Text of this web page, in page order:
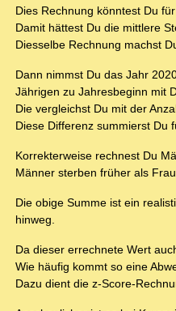
Dies Rechnung könntest Du
Damit hättest Du die mittlere
Diesselbe Rechnung machst
Dann nimmst Du das Jahr
Jährigen zu Jahresbeginn mit
Die vergleichst Du mit der
Diese Differenz summierst Du
Korrekterweise rechnest Du
Männer sterben früher als
Die obige Summe ist ein
hinweg.
Da dieser errechnete Wert
Wie häufig kommt so eine
Dazu dient die z-Score-